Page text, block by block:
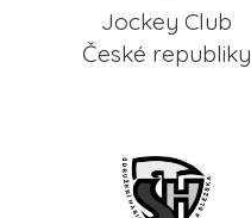
Jockey Club
České republiky